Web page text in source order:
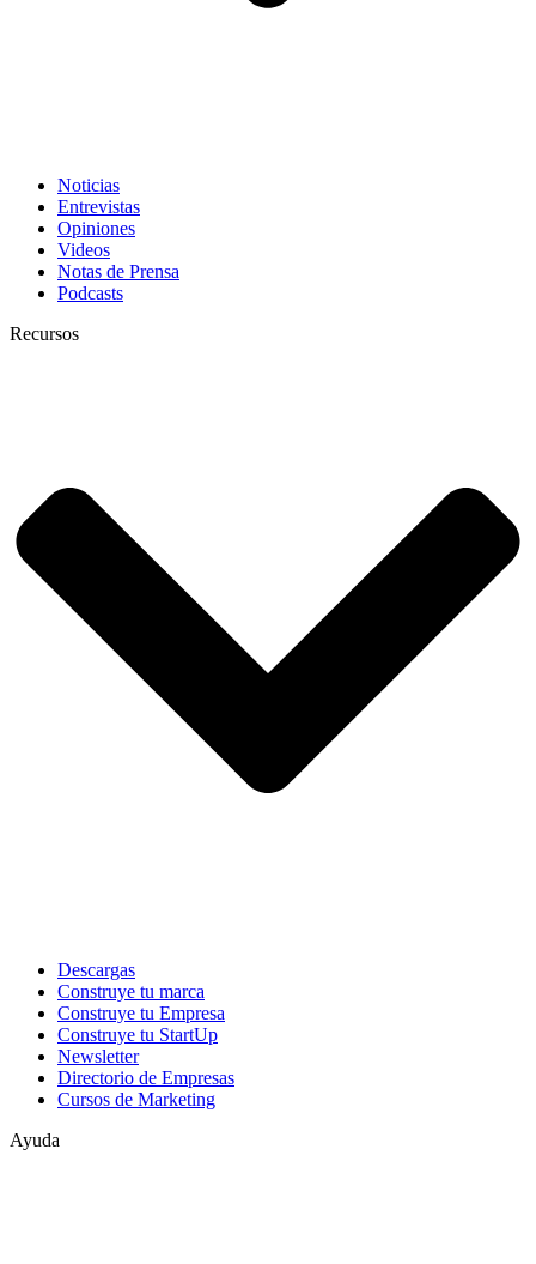
Noticias
Entrevistas
Opiniones
Videos
Notas de Prensa
Podcasts
Recursos
Descargas
Construye tu marca
Construye tu Empresa
Construye tu StartUp
Newsletter
Directorio de Empresas
Cursos de Marketing
Ayuda